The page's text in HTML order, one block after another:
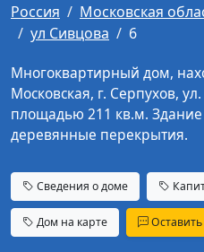
Россия Московская
ул Сивцова
6
Многоквартирный дом,
Московская, г. Серпухов,
площадью 211 кв.м.
деревянные перекрытия.
Сведения о доме
Дом на карте